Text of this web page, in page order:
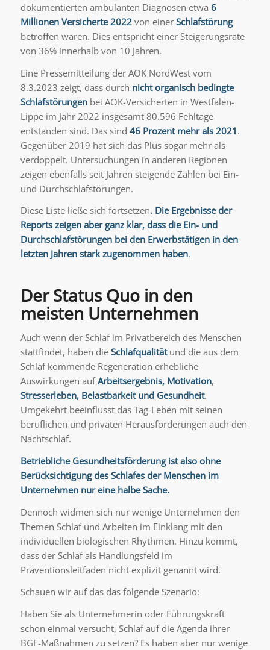
dokumentierten ambulanten Diagnosen etwa 6
Millionen Versicherte 2022von einer Schlafstörung
betroffen waren. Dies entspricht einer Steigerungsrate
von 36% innerhalb von 10 Jahren.
Eine Pressemitteilung der AOK NordWest vom
8.3.2023 zeigt, dass durch nicht organisch bedingte
Schlafstörungen bei AOK-Versicherten in Westfalen-
Lippe im Jahr 2022 insgesamt 80.596 Fehltage
entstanden sind. Das sind 46 Prozent mehr als 2021 .
Gegenüber 2019 hat sich das Plus sogar mehr als
verdoppelt. Untersuchungen in anderen Regionen
zeigen ebenfalls seit Jahren steigende Zahlen bei Ein-
und Durchschlafstörungen.
Diese Liste ließe sich fortsetzen. Die Ergebnisse der
Reports zeigen aber ganz klar, dass die Ein- und
Durchschlafstörungen bei den Erwerbstätigen in den
letzten Jahren stark zugenommen haben.
Der Status Quo in den
meisten Unternehmen
Auch wenn der Schlaf im Privatbereich des Menschen
stattfindet, haben die Schlafqualitätund die aus dem
Schlaf kommende Regeneration erhebliche
Auswirkungen aufArbeitsergebnis, Motivation,
Stresserleben, Belastbarkeit und Gesundheit.
Umgekehrt beeinflusst das Tag-Leben mit seinen
beruflichen und privaten Herausforderungen auch den
Nachtschlaf.
Betriebliche Gesundheitsförderung ist also ohne
Berücksichtigung des Schlafes der Menschen im
Unternehmen nur eine halbe Sache.
Dennoch widmen sich nur wenige Unternehmen den
Themen Schlaf und Arbeiten im Einklang mit den
individuellen biologischen Rhythmen. Hinzu kommt,
dass der Schlaf als Handlungsfeld im
Präventionsleitfaden nicht explizit genannt wird.
Schauen wir auf das das folgende Szenario:
Haben Sie als Unternehmerin oder Führungskraft
schon einmal versucht, Schlaf auf die Agenda ihrer
BGF-Maßnahmen zu setzen? Es haben aber nur wenige